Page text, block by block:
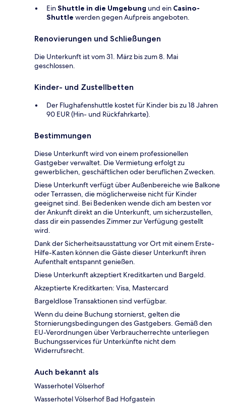
EinShuttle in die Umgebung und ein Casino-
Shuttle werden gegen Aufpreis angeboten.
Renovierungen und Schließungen
Die Unterkunft ist vom 31. März bis zum 8. Mai
geschlossen.
Kinder- und Zustellbetten
Der Flughafenshuttle kostet für Kinder bis zu 18 Jahren
90 EUR (Hin- und Rückfahrkarte).
Bestimmungen
Diese Unterkunft wird von einem professionellen
Gastgeber verwaltet. Die Vermietung erfolgt zu
gewerblichen, geschäftlichen oder beruflichen Zwecken.
Diese Unterkunft verfügt über Außenbereiche wie Balkone
oder Terrassen, die möglicherweise nicht für Kinder
geeignet sind. Bei Bedenken wende dich am besten vor
der Ankunft direkt an die Unterkunft, um sicherzustellen,
dass dir ein passendes Zimmer zur Verfügung gestellt
wird.
Dank der Sicherheitsausstattung vor Ort mit einem Erste-
Hilfe-Kasten können die Gäste dieser Unterkunft ihren
Aufenthalt entspannt genießen.
Diese Unterkunft akzeptiert Kreditkarten und Bargeld.
Akzeptierte Kreditkarten: Visa, Mastercard
Bargeldlose Transaktionen sind verfügbar.
Wenn du deine Buchung stornierst, gelten die
Stornierungsbedingungen des Gastgebers. Gemäß den
EU-Verordnungen über Verbraucherrechte unterliegen
Buchungsservices für Unterkünfte nicht dem
Widerrufsrecht.
Auch bekannt als
Wasserhotel Völserhof
Wasserhotel Völserhof Bad Hofgastein